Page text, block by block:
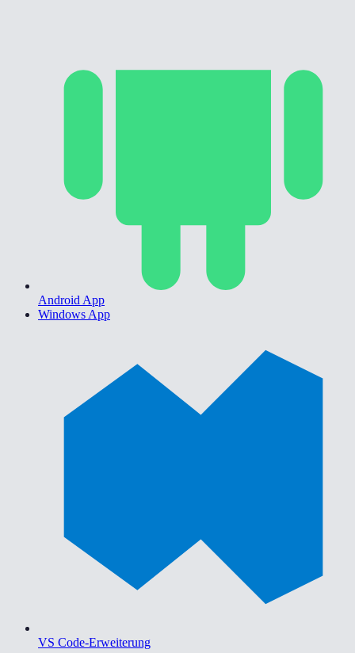
Android App
Windows App
VS Code-Erweiterung